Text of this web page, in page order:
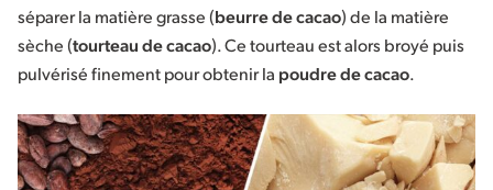
séparer la matière grasse (beurre de cacao) de la matière
sèche (tourteau de cacao). Ce tourteau est alors broyé puis
pulvérisé finement pour obtenir la poudre de cacao.